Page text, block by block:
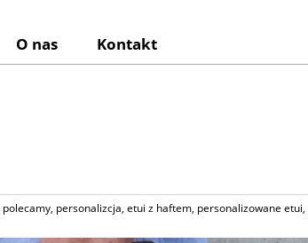
O nas Kontakt
polecamy, personalizcja, etui z haftem, personalizowane etui,